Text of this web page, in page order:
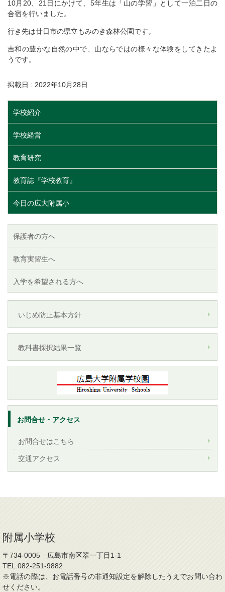
10月20、21日にかけて、5年生は「山の学習」として一泊二日の
合宿を行いました。
行き先は廿日市の県立もみのき森林公園です。
吉和の豊かな自然の中で、山ならではの様々な体験をしてきたよ
うです。
掲載日 : 2022年10月28日
学校紹介
学校経営
教育研究
教育誌『学校教育』
今日の広大附属小
保護者の方へ
教育実習生へ
入学を希望される方へ
いじめ防止基本方針
教科書採択結果一覧
お問合せ・アクセス
お問合せはこちら
交通アクセス
附属小学校
〒734-0005 広島市南区翠一丁目1-1
TEL:082-251-9882
※電話の際は、お電話番号の非通知設定を解除したうえでお問い合わ
せください。